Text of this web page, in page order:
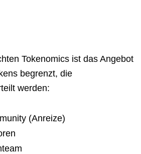
Tokenomics ist das Angebot
begrenzt, die
werden:
(Anreize)